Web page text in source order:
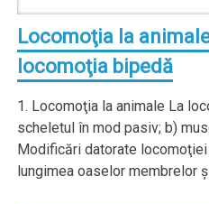
Locomoţia la
locomoţia bipedă
1. Locomoţia la animale La
scheletul în mod pasiv; b)
Modificări datorate
lungimea oaselor membrelor